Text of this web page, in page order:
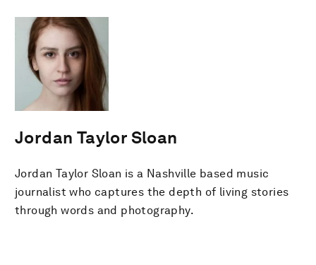
Jordan Taylor Sloan
Jordan Taylor Sloan is a Nashville based music
journalist who captures the depth of living stories
through words and photography.